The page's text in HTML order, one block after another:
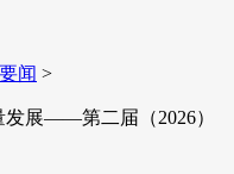
闻 >
发展——第二届（2026）